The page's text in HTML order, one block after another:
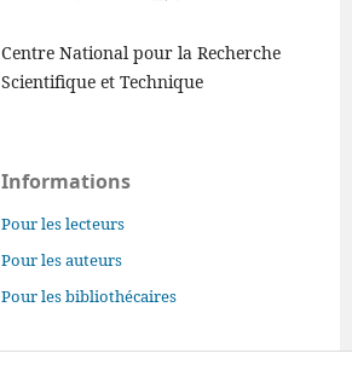
Centre National pour la Recherche
Scientifique et Technique
Informations
Pour les lecteurs
Pour les auteurs
Pour les bibliothécaires